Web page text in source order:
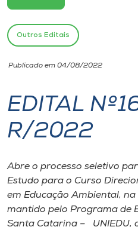
Portal de Ensino
Unoesc
Internacionalização
I.nova
Diplomados
Cultura
Outros Editais
Publicado em 04/08/2022
EDITAL
R/2022
Abre o processo seletivo
Estudo para o Curso
em Educação Ambiental,
mantido pelo Programa de
Santa Catarina – UNIEDU,